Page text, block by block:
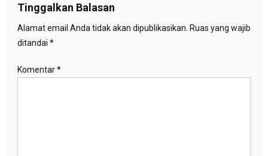
Tinggalkan Balasan
Alamat email Anda tidak akan dipublikasikan. Ruas yang wajib
ditandai *
Komentar*